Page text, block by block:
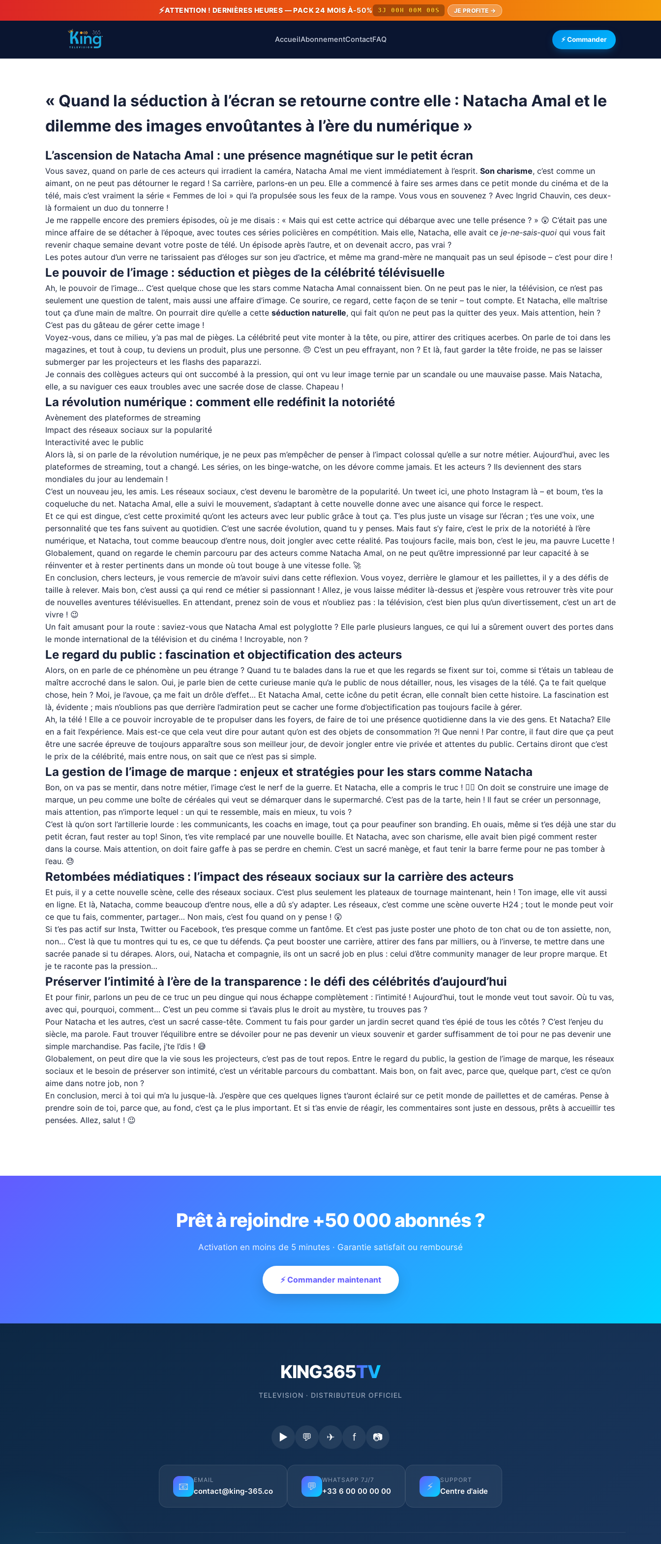
⚡ATTENTION ! DERNIÈRES HEURES — PACK 24 MOIS À-50% 3J 00H 00M 00S JE PROFITE →
AccueilAbonnementContactFAQ ⚡ Commander
« Quand la séduction à l’écran se retourne contre elle : Natacha Amal et le
dilemme des images envoûtantes à l’ère du numérique »
L’ascension de Natacha Amal : une présence magnétique sur le petit écran
Vous savez, quand on parle de ces acteurs qui irradient la caméra, Natacha Amal me vient immédiatement à l’esprit. Son charisme, c’est comme un
aimant, on ne peut pas détourner le regard ! Sa carrière, parlons-en un peu. Elle a commencé à faire ses armes dans ce petit monde du cinéma et de la
télé, mais c’est vraiment la série « Femmes de loi » qui l’a propulsée sous les feux de la rampe. Vous vous en souvenez ? Avec Ingrid Chauvin, ces deux-
là formaient un duo du tonnerre !
Je me rappelle encore des premiers épisodes, où je me disais : « Mais qui est cette actrice qui débarque avec une telle présence ? » 😲 C’était pas une
mince affaire de se détacher à l’époque, avec toutes ces séries policières en compétition. Mais elle, Natacha, elle avait ce je-ne-sais-quoi qui vous fait
revenir chaque semaine devant votre poste de télé. Un épisode après l’autre, et on devenait accro, pas vrai ?
Les potes autour d’un verre ne tarissaient pas d’éloges sur son jeu d’actrice, et même ma grand-mère ne manquait pas un seul épisode – c’est pour dire !
Le pouvoir de l’image : séduction et pièges de la célébrité télévisuelle
Ah, le pouvoir de l’image… C’est quelque chose que les stars comme Natacha Amal connaissent bien. On ne peut pas le nier, la télévision, ce n’est pas
seulement une question de talent, mais aussi une affaire d’image. Ce sourire, ce regard, cette façon de se tenir – tout compte. Et Natacha, elle maîtrise
tout ça d’une main de maître. On pourrait dire qu’elle a cette séduction naturelle, qui fait qu’on ne peut pas la quitter des yeux. Mais attention, hein ?
C’est pas du gâteau de gérer cette image !
Voyez-vous, dans ce milieu, y’a pas mal de pièges. La célébrité peut vite monter à la tête, ou pire, attirer des critiques acerbes. On parle de toi dans les
magazines, et tout à coup, tu deviens un produit, plus une personne. 😠 C’est un peu effrayant, non ? Et là, faut garder la tête froide, ne pas se laisser
submerger par les projecteurs et les flashs des paparazzi.
Je connais des collègues acteurs qui ont succombé à la pression, qui ont vu leur image ternie par un scandale ou une mauvaise passe. Mais Natacha,
elle, a su naviguer ces eaux troubles avec une sacrée dose de classe. Chapeau !
La révolution numérique : comment elle redéfinit la notoriété
Avènement des plateformes de streaming
Impact des réseaux sociaux sur la popularité
Interactivité avec le public
Alors là, si on parle de la révolution numérique, je ne peux pas m’empêcher de penser à l’impact colossal qu’elle a sur notre métier. Aujourd’hui, avec les
plateformes de streaming, tout a changé. Les séries, on les binge-watche, on les dévore comme jamais. Et les acteurs ? Ils deviennent des stars
mondiales du jour au lendemain !
C’est un nouveau jeu, les amis. Les réseaux sociaux, c’est devenu le baromètre de la popularité. Un tweet ici, une photo Instagram là – et boum, t’es la
coqueluche du net. Natacha Amal, elle a suivi le mouvement, s’adaptant à cette nouvelle donne avec une aisance qui force le respect.
Et ce qui est dingue, c’est cette proximité qu’ont les acteurs avec leur public grâce à tout ça. T’es plus juste un visage sur l’écran ; t’es une voix, une
personnalité que tes fans suivent au quotidien. C’est une sacrée évolution, quand tu y penses. Mais faut s’y faire, c’est le prix de la notoriété à l’ère
numérique, et Natacha, tout comme beaucoup d’entre nous, doit jongler avec cette réalité. Pas toujours facile, mais bon, c’est le jeu, ma pauvre Lucette !
Globalement, quand on regarde le chemin parcouru par des acteurs comme Natacha Amal, on ne peut qu’être impressionné par leur capacité à se
réinventer et à rester pertinents dans un monde où tout bouge à une vitesse folle. 🚀
En conclusion, chers lecteurs, je vous remercie de m’avoir suivi dans cette réflexion. Vous voyez, derrière le glamour et les paillettes, il y a des défis de
taille à relever. Mais bon, c’est aussi ça qui rend ce métier si passionnant ! Allez, je vous laisse méditer là-dessus et j’espère vous retrouver très vite pour
de nouvelles aventures télévisuelles. En attendant, prenez soin de vous et n’oubliez pas : la télévision, c’est bien plus qu’un divertissement, c’est un art de
vivre ! 😉
Un fait amusant pour la route : saviez-vous que Natacha Amal est polyglotte ? Elle parle plusieurs langues, ce qui lui a sûrement ouvert des portes dans
le monde international de la télévision et du cinéma ! Incroyable, non ?
Le regard du public : fascination et objectification des acteurs
Alors, on en parle de ce phénomène un peu étrange ? Quand tu te balades dans la rue et que les regards se fixent sur toi, comme si t’étais un tableau de
maître accroché dans le salon. Oui, je parle bien de cette curieuse manie qu’a le public de nous détailler, nous, les visages de la télé. Ça te fait quelque
chose, hein ? Moi, je l’avoue, ça me fait un drôle d’effet… Et Natacha Amal, cette icône du petit écran, elle connaît bien cette histoire. La fascination est
là, évidente ; mais n’oublions pas que derrière l’admiration peut se cacher une forme d’objectification pas toujours facile à gérer.
Ah, la télé ! Elle a ce pouvoir incroyable de te propulser dans les foyers, de faire de toi une présence quotidienne dans la vie des gens. Et Natacha? Elle
en a fait l’expérience. Mais est-ce que cela veut dire pour autant qu’on est des objets de consommation ?! Que nenni ! Par contre, il faut dire que ça peut
être une sacrée épreuve de toujours apparaître sous son meilleur jour, de devoir jongler entre vie privée et attentes du public. Certains diront que c’est
le prix de la célébrité, mais entre nous, on sait que ce n’est pas si simple.
La gestion de l’image de marque : enjeux et stratégies pour les stars comme Natacha
Bon, on va pas se mentir, dans notre métier, l’image c’est le nerf de la guerre. Et Natacha, elle a compris le truc ! 🤷‍♂️ On doit se construire une image de
marque, un peu comme une boîte de céréales qui veut se démarquer dans le supermarché. C’est pas de la tarte, hein ! Il faut se créer un personnage,
mais attention, pas n’importe lequel : un qui te ressemble, mais en mieux, tu vois ?
C’est là qu’on sort l’artillerie lourde : les communicants, les coachs en image, tout ça pour peaufiner son branding. Eh ouais, même si t’es déjà une star du
petit écran, faut rester au top! Sinon, t’es vite remplacé par une nouvelle bouille. Et Natacha, avec son charisme, elle avait bien pigé comment rester
dans la course. Mais attention, on doit faire gaffe à pas se perdre en chemin. C’est un sacré manège, et faut tenir la barre ferme pour ne pas tomber à
l’eau. 😓
Retombées médiatiques : l’impact des réseaux sociaux sur la carrière des acteurs
Et puis, il y a cette nouvelle scène, celle des réseaux sociaux. C’est plus seulement les plateaux de tournage maintenant, hein ! Ton image, elle vit aussi
en ligne. Et là, Natacha, comme beaucoup d’entre nous, elle a dû s’y adapter. Les réseaux, c’est comme une scène ouverte H24 ; tout le monde peut voir
ce que tu fais, commenter, partager… Non mais, c’est fou quand on y pense ! 😲
Si t’es pas actif sur Insta, Twitter ou Facebook, t’es presque comme un fantôme. Et c’est pas juste poster une photo de ton chat ou de ton assiette, non,
non… C’est là que tu montres qui tu es, ce que tu défends. Ça peut booster une carrière, attirer des fans par milliers, ou à l’inverse, te mettre dans une
sacrée panade si tu dérapes. Alors, oui, Natacha et compagnie, ils ont un sacré job en plus : celui d’être community manager de leur propre marque. Et
je te raconte pas la pression…
Préserver l’intimité à l’ère de la transparence : le défi des célébrités d’aujourd’hui
Et pour finir, parlons un peu de ce truc un peu dingue qui nous échappe complètement : l’intimité ! Aujourd’hui, tout le monde veut tout savoir. Où tu vas,
avec qui, pourquoi, comment… C’est un peu comme si t’avais plus le droit au mystère, tu trouves pas ?
Pour Natacha et les autres, c’est un sacré casse-tête. Comment tu fais pour garder un jardin secret quand t’es épié de tous les côtés ? C’est l’enjeu du
siècle, ma parole. Faut trouver l’équilibre entre se dévoiler pour ne pas devenir un vieux souvenir et garder suffisamment de toi pour ne pas devenir une
simple marchandise. Pas facile, j’te l’dis ! 😅
Globalement, on peut dire que la vie sous les projecteurs, c’est pas de tout repos. Entre le regard du public, la gestion de l’image de marque, les réseaux
sociaux et le besoin de préserver son intimité, c’est un véritable parcours du combattant. Mais bon, on fait avec, parce que, quelque part, c’est ce qu’on
aime dans notre job, non ?
En conclusion, merci à toi qui m’a lu jusque-là. J’espère que ces quelques lignes t’auront éclairé sur ce petit monde de paillettes et de caméras. Pense à
prendre soin de toi, parce que, au fond, c’est ça le plus important. Et si t’as envie de réagir, les commentaires sont juste en dessous, prêts à accueillir tes
pensées. Allez, salut ! 😉
Prêt à rejoindre +50 000 abonnés ?
Activation en moins de 5 minutes · Garantie satisfait ou remboursé
⚡ Commander maintenant
KING365TV
TELEVISION · DISTRIBUTEUR OFFICIEL
▶ 💬 ✈ f 📷
📧
EMAIL
contact@king-365.co 💬
WHATSAPP 7J/7
+33 6 00 00 00 00 ⚡
SUPPORT
Centre d'aide